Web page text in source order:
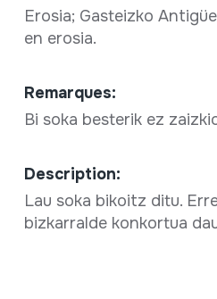
Erosia; Gasteizko
en erosia.
Remarques:
Bi soka besterik ez
Description:
Lau soka bikoitz ditu.
bizkarralde konkortua